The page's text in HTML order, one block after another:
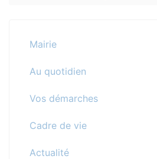
Mairie
Au quotidien
Vos démarches
Cadre de vie
Actualité